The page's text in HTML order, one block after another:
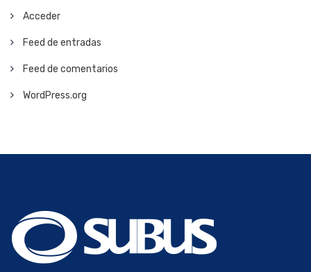
Acceder
Feed de entradas
Feed de comentarios
WordPress.org